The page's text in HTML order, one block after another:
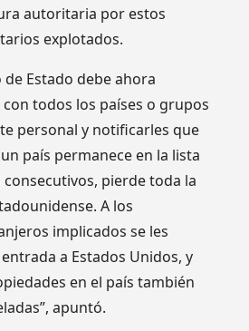
autoritaria por estos
explotados.
Estado debe ahora
todos los países o grupos
personal y notificarles que
país permanece en la lista
pierde toda la
A los
implicados se les
a Estados Unidos, y
en el país también
apuntó.